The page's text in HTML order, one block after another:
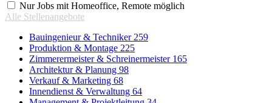
Nur Jobs mit Homeoffice, Remote möglich
Alle Stellenangebote
Bauingenieur & Techniker 259
Produktion & Montage 225
Zimmerermeister & Schreinermeister 165
Architektur & Planung 98
Verkauf & Marketing 68
Innendienst & Verwaltung 64